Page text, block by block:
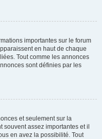
importantes sur le forum
en haut de chaque
Tout comme les annonces
sont définies par les
et seulement sur la
assez importantes et il
en avez la possibilité. Tout